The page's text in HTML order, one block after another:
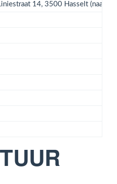
14, 3500 Hasselt (naast